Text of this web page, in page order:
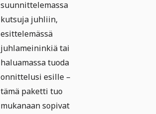
suunnittelemassa
kutsuja juhliin,
esittelemässä
juhlameininkiä tai
haluamassa tuoda
onnittelusi esille –
tämä paketti tuo
mukanaan sopivat